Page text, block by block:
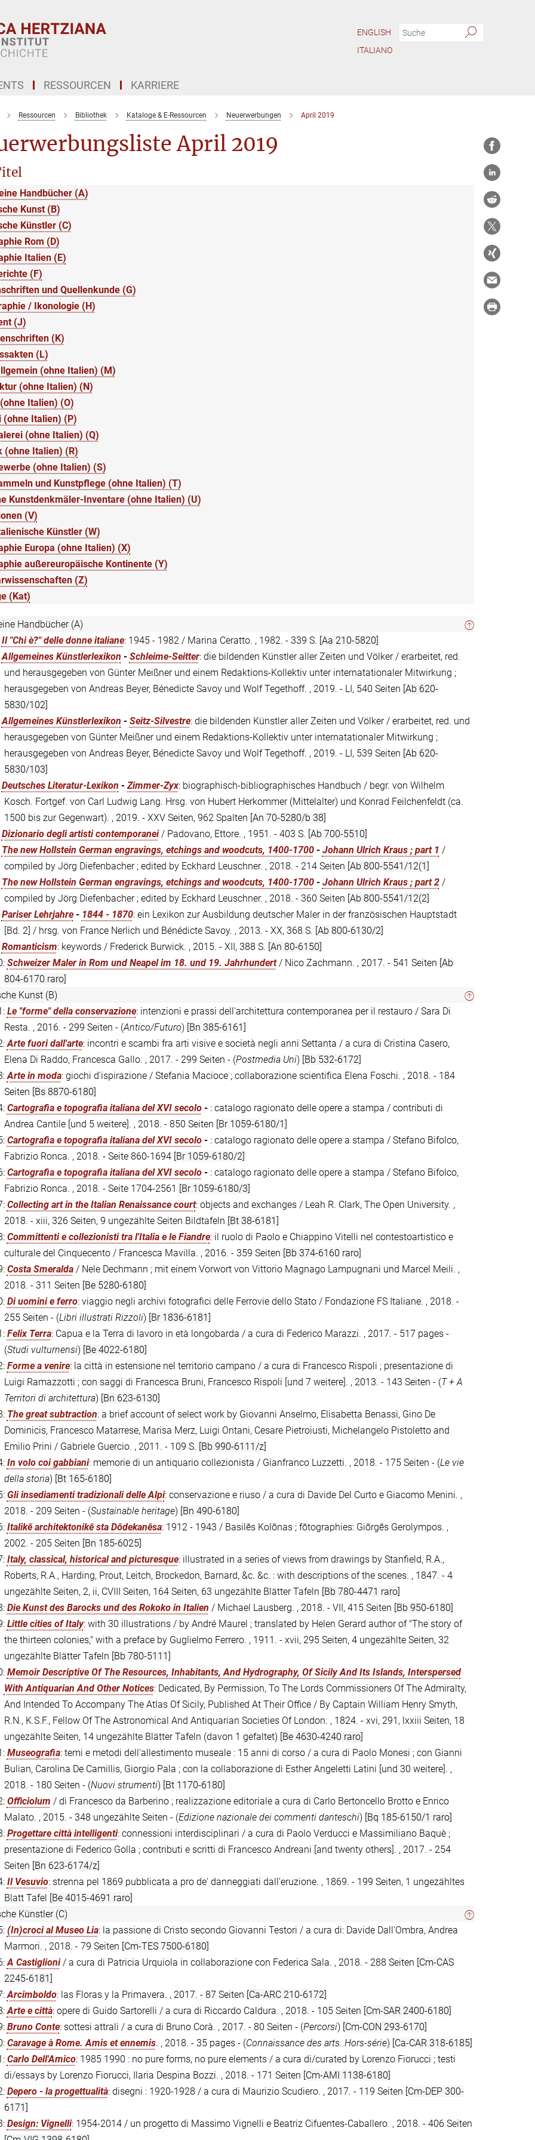
ENGLISH
ITALIANO
RESSOURCEN KARRIERE
Ressourcen Bibliothek Kataloge & E-Ressourcen Neuerwerbungen April 2019
April 2019
Handbücher (A)
Kunst (B)
Künstler (C)
Rom (D)
Italien (E)
(F)
und Quellenkunde (G)
/ Ikonologie (H)
(J)
(K)
(L)
(ohne Italien) (M)
(ohne Italien) (N)
Italien) (O)
(ohne Italien) (P)
(ohne Italien) (Q)
(ohne Italien) (R)
(ohne Italien) (S)
und Kunstpflege (ohne Italien) (T)
Kunstdenkmäler-Inventare (ohne Italien) (U)
(V)
Künstler (W)
Europa (ohne Italien) (X)
außereuropäische Kontinente (Y)
(Z)
(Kat)
Handbücher (A)
Il "Chi è?" delle donne italiane: 1945 - 1982 / Marina Ceratto. , 1982. - 339 S. [Aa 210-5820]
Allgemeines Künstlerlexikon - Schleime-Seitter: die bildenden Künstler aller Zeiten und Völker / erarbeitet, red.
und herausgegeben von Günter Meißner und einem Redaktions-Kollektiv unter internatationaler Mitwirkung ;
herausgegeben von Andreas Beyer, Bénedicte Savoy und Wolf Tegethoff. , 2019. - LI, 540 Seiten [Ab 620-
5830/102]
Allgemeines Künstlerlexikon - Seitz-Silvestre: die bildenden Künstler aller Zeiten und Völker / erarbeitet, red. und
herausgegeben von Günter Meißner und einem Redaktions-Kollektiv unter internatationaler Mitwirkung ;
herausgegeben von Andreas Beyer, Bénedicte Savoy und Wolf Tegethoff. , 2019. - LI, 539 Seiten [Ab 620-
5830/103]
Deutsches Literatur-Lexikon -Zimmer-Zyx: biographisch-bibliographisches Handbuch / begr. von Wilhelm
Kosch. Fortgef. von Carl Ludwig Lang. Hrsg. von Hubert Herkommer (Mittelalter) und Konrad Feilchenfeldt (ca.
1500 bis zur Gegenwart). , 2019. - XXV Seiten, 962 Spalten [An 70-5280/b 38]
Dizionario degli artisti contemporanei/ Padovano, Ettore. , 1951. - 403 S. [Ab 700-5510]
The new Hollstein German engravings, etchings and woodcuts, 1400-1700- Johann Ulrich Kraus ; part 1 /
compiled by Jörg Diefenbacher ; edited by Eckhard Leuschner. , 2018. - 214 Seiten [Ab 800-5541/12(1]
The new Hollstein German engravings, etchings and woodcuts, 1400-1700- Johann Ulrich Kraus ; part 2/
compiled by Jörg Diefenbacher ; edited by Eckhard Leuschner. , 2018. - 360 Seiten [Ab 800-5541/12(2]
Pariser Lehrjahre- 1844 - 1870: ein Lexikon zur Ausbildung deutscher Maler in der französischen Hauptstadt
[Bd. 2] / hrsg. von France Nerlich und Bénédicte Savoy. , 2013. - XX, 368 S. [Ab 800-6130/2]
Romanticism: keywords / Frederick Burwick. , 2015. - XII, 388 S. [An 80-6150]
Schweizer Maler in Rom und Neapel im 18. und 19. Jahrhundert/ Nico Zachmann. , 2017. - 541 Seiten [Ab
804-6170 raro]
Kunst (B)
Le "forme" della conservazione: intenzioni e prassi dell'architettura contemporanea per il restauro / Sara Di
Resta. , 2016. - 299 Seiten - (Antico/Futuro) [Bn 385-6161]
Arte fuori dall'arte: incontri e scambi fra arti visive e società negli anni Settanta / a cura di Cristina Casero,
Elena Di Raddo, Francesca Gallo. , 2017. - 299 Seiten - (Postmedia Uni) [Bb 532-6172]
Arte in moda: giochi d'ispirazione / Stefania Macioce ; collaborazione scientifica Elena Foschi. , 2018. - 184
Seiten [Bs 8870-6180]
Cartografia e topografia italiana del XVI secolo- : catalogo ragionato delle opere a stampa / contributi di
Andrea Cantile [und 5 weitere]. , 2018. - 850 Seiten [Br 1059-6180/1]
Cartografia e topografia italiana del XVI secolo- : catalogo ragionato delle opere a stampa / Stefano Bifolco,
Fabrizio Ronca. , 2018. - Seite 860-1694 [Br 1059-6180/2]
Cartografia e topografia italiana del XVI secolo- : catalogo ragionato delle opere a stampa / Stefano Bifolco,
Fabrizio Ronca. , 2018. - Seite 1704-2561 [Br 1059-6180/3]
Collecting art in the Italian Renaissance court: objects and exchanges / Leah R. Clark, The Open University. ,
2018. - xiii, 326 Seiten, 9 ungezählte Seiten Bildtafeln [Bt 38-6181]
Committenti e collezionisti tra l'Italia e le Fiandre: il ruolo di Paolo e Chiappino Vitelli nel contestoartistico e
culturale del Cinquecento / Francesca Mavilla. , 2016. - 359 Seiten [Bb 374-6160 raro]
Costa Smeralda/ Nele Dechmann ; mit einem Vorwort von Vittorio Magnago Lampugnani und Marcel Meili. ,
2018. - 311 Seiten [Be 5280-6180]
Di uomini e ferro: viaggio negli archivi fotografici delle Ferrovie dello Stato / Fondazione FS Italiane. , 2018. -
255 Seiten - (Libri illustrati Rizzoli) [Br 1836-6181]
Felix Terra: Capua e la Terra di lavoro in età longobarda / a cura di Federico Marazzi. , 2017. - 517 pages -
(Studi vulturnensi) [Be 4022-6180]
Forme a venire: la città in estensione nel territorio campano / a cura di Francesco Rispoli ; presentazione di
Luigi Ramazzotti ; con saggi di Francesca Bruni, Francesco Rispoli [und 7 weitere]. , 2013. - 143 Seiten - (T + A
Territori di architettura) [Bn 623-6130]
The great subtraction: a brief account of select work by Giovanni Anselmo, Elisabetta Benassi, Gino De
Dominicis, Francesco Matarrese, Marisa Merz, Luigi Ontani, Cesare Pietroiusti, Michelangelo Pistoletto and
Emilio Prini / Gabriele Guercio. , 2011. - 109 S. [Bb 990-6111/z]
In volo coi gabbiani: memorie di un antiquario collezionista / Gianfranco Luzzetti. , 2018. - 175 Seiten - (Le vie
della storia) [Bt 165-6180]
Gli insediamenti tradizionali delle Alpi: conservazione e riuso / a cura di Davide Del Curto e Giacomo Menini. ,
2018. - 209 Seiten - (Sustainable heritage) [Bn 490-6180]
Italikē architektonikē sta Dōdekanēsa: 1912 - 1943 / Basilēs Kolōnas ; fōtographies: Giōrgēs Gerolympos. ,
2002. - 205 Seiten [Bn 185-6025]
Italy, classical, historical and picturesque: illustrated in a series of views from drawings by Stanfield, R.A.,
Roberts, R.A., Harding, Prout, Leitch, Brockedon, Barnard, &c. &c. : with descriptions of the scenes. , 1847. - 4
ungezählte Seiten, 2, ii, CVIII Seiten, 164 Seiten, 63 ungezählte Blätter Tafeln [Bb 780-4471 raro]
Die Kunst des Barocks und des Rokoko in Italien / Michael Lausberg. , 2018. - VII, 415 Seiten [Bb 950-6180]
Little cities of Italy: with 30 illustrations / by André Maurel ; translated by Helen Gerard author of "The story of
the thirteen colonies," with a preface by Guglielmo Ferrero. , 1911. - xvii, 295 Seiten, 4 ungezählte Seiten, 32
ungezählte Blätter Tafeln [Bb 780-5111]
Memoir Descriptive Of The Resources, Inhabitants, And Hydrography, Of Sicily And Its Islands, Interspersed
With Antiquarian And Other Notices: Dedicated, By Permission, To The Lords Commissioners Of The Admiralty,
And Intended To Accompany The Atlas Of Sicily, Published At Their Office / By Captain William Henry Smyth,
R.N., K.S.F., Fellow Of The Astronomical And Antiquarian Societies Of London. , 1824. - xvi, 291, lxxiii Seiten, 18
ungezählte Seiten, 14 ungezählte Blätter Tafeln (davon 1 gefaltet) [Be 4630-4240 raro]
Museografia: temi e metodi dell'allestimento museale : 15 anni di corso / a cura di Paolo Monesi ; con Gianni
Bulian, Carolina De Camillis, Giorgio Pala ; con la collaborazione di Esther Angeletti Latini [und 30 weitere]. ,
2018. - 180 Seiten - (Nuovi strumenti) [Bt 1170-6180]
Officiolum / di Francesco da Barberino ; realizzazione editoriale a cura di Carlo Bertoncello Brotto e Enrico
Malato. , 2015. - 348 ungezählte Seiten - (Edizione nazionale dei commenti danteschi) [Bq 185-6150/1 raro]
Progettare città intelligenti: connessioni interdisciplinari / a cura di Paolo Verducci e Massimiliano Baquè ;
presentazione di Federico Golla ; contributi e scritti di Francesco Andreani [and twenty others]. , 2017. - 254
Seiten [Bn 623-6174/z]
Il Vesuvio: strenna pel 1869 pubblicata a pro de' danneggiati dall'eruzione. , 1869. - 199 Seiten, 1 ungezähltes
Blatt Tafel [Be 4015-4691 raro]
Künstler (C)
(In)croci al Museo Lia: la passione di Cristo secondo Giovanni Testori / a cura di: Davide Dall'Ombra, Andrea
Marmori. , 2018. - 79 Seiten [Cm-TES 7500-6180]
A Castiglioni/ a cura di Patricia Urquiola in collaborazione con Federica Sala. , 2018. - 288 Seiten [Cm-CAS
2245-6181]
Arcimboldo: las Floras y la Primavera. , 2017. - 87 Seiten [Ca-ARC 210-6172]
Arte e città: opere di Guido Sartorelli / a cura di Riccardo Caldura. , 2018. - 105 Seiten [Cm-SAR 2400-6180]
Bruno Conte: sottesi attrali / a cura di Bruno Corà. , 2017. - 80 Seiten - (Percorsi) [Cm-CON 293-6170]
Caravage à Rome. Amis et ennemis. , 2018. - 35 pages - (Connaissance des arts. Hors-série) [Ca-CAR 318-6185]
Carlo Dell'Amico: 1985 1990 : no pure forms, no pure elements / a cura di/curated by Lorenzo Fiorucci ; testi
di/essays by Lorenzo Fiorucci, Ilaria Despina Bozzi. , 2018. - 171 Seiten [Cm-AMI 1138-6180]
Depero - la progettualità: disegni : 1920-1928 / a cura di Maurizio Scudiero. , 2017. - 119 Seiten [Cm-DEP 300-
6171]
Design: Vignelli: 1954-2014 / un progetto di Massimo Vignelli e Beatriz Cifuentes-Caballero. , 2018. - 406 Seiten